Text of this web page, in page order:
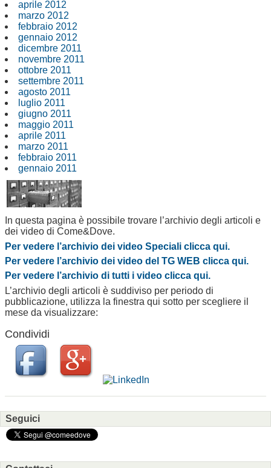
aprile 2012
marzo 2012
febbraio 2012
gennaio 2012
dicembre 2011
novembre 2011
ottobre 2011
settembre 2011
agosto 2011
luglio 2011
giugno 2011
maggio 2011
aprile 2011
marzo 2011
febbraio 2011
gennaio 2011
In questa pagina è possibile trovare l’archivio degli articoli e
dei video di Come&Dove.
Per vedere l’archivio dei video Speciali clicca qui.
Per vedere l’archivio dei video del TG WEB clicca qui.
Per vedere l’archivio di tutti i video clicca qui.
L’archivio degli articoli è suddiviso per periodo di
pubblicazione, utilizza la finestra qui sotto per scegliere il
mese da visualizzare:
Condividi
Seguici